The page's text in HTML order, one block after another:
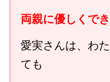
両親に優しくで
愛実さんは、わ
ても